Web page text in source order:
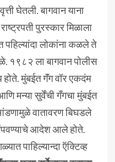
घेतली. बागवान याना
पुरस्कार मिळाला
लोकांना कळले ते
१९८२ ला बागवान पोलीस
मुंबईत गॅंग वॉर एकदंम
मन्या सुर्वेंची गँगचा मुंबईत
वातावरण बिघडले
आदेश आले होते.
पाहिल्यान्दा ऍक्टिव्ह